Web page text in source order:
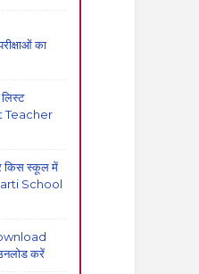
का
Teacher
किस स्कूल में
School
करें